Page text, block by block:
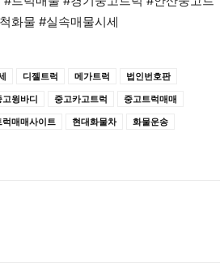
화물 #실속매물시세
디젤트럭 메가트럭
법인번호판
고윙바디 중고카고트럭
중고트럭매매
럭매매사이트 현대화물차
화물운송